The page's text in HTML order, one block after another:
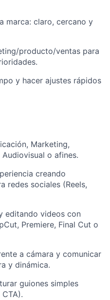
marca: claro, cercano y
producto/ventas para
y hacer ajustes rápidos
Marketing,
o afines.
creando
redes sociales (Reels,
editando videos con
Premiere, Final Cut o
a cámara y comunicar
y dinámica.
guiones simples